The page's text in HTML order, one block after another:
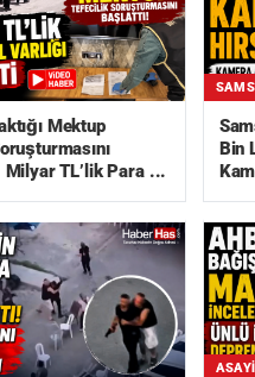
Mektup
Milyar TL’lik Para ...
Bin